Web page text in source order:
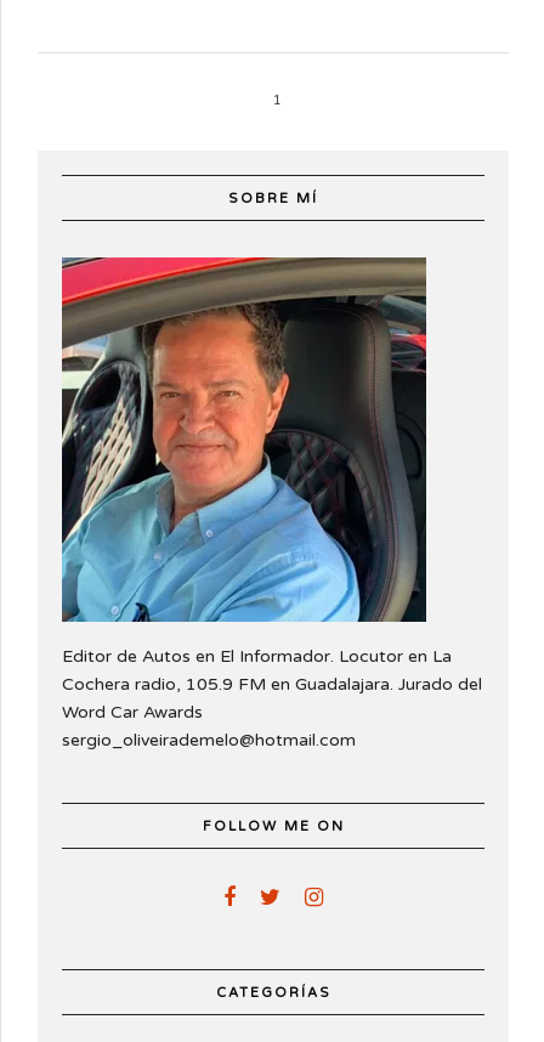
1
SOBRE MÍ
Editor de Autos en El Informador. Locutor en La
Cochera radio, 105.9 FM en Guadalajara. Jurado del
Word Car Awards
sergio_oliveirademelo@hotmail.com
FOLLOW ME ON
CATEGORÍAS